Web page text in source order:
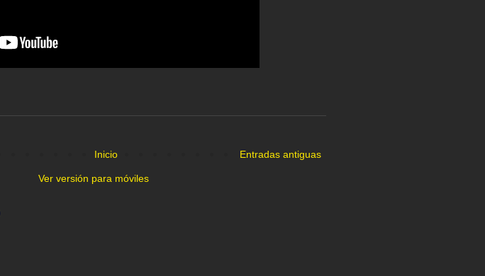
Entradas antiguas
Inicio
Ver versión para móviles